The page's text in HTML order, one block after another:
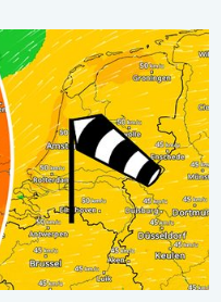
25 graden. . . dinsdag